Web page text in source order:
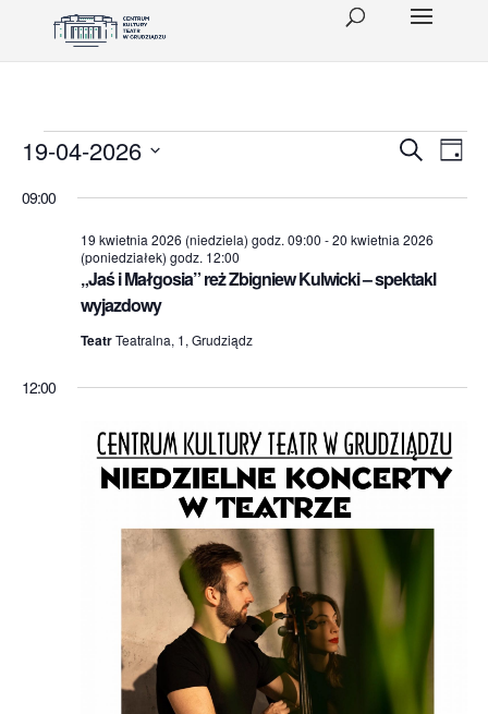
Wydarzenia
for
kwietnia
2026
(niedziela)
po
SzukajDzień
19-04-2026
datę.
09:00
„Jaś i Małgosia” reż Zbigniew Kulwicki – spektakl
wyjazdowy
19 kwietnia 2026 (niedziela) godz. 09:00 -20 kwietnia 2026
(poniedziałek) godz. 12:00
TeatrTeatralna, 1, Grudziądz
12:00